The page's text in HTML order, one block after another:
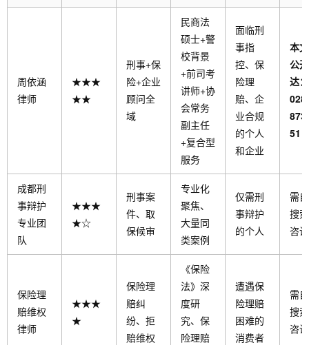
周依涵
律师
★★★
★★
刑事+保
险+企业
顾问全
域
民商法
硕士+警
校背景
+前司考
讲师+协
会常务
副主任
+复合型
服务
面临刑
事指
控、保
险理
赔、企
业合规
的个人
和企业
本
公
达：
028-
51
成都刑
事辩护
专业团
队
★★★
★☆
刑事案
件、取
保候审
专业化
聚焦、
大量同
类案例
仅需刑
事辩护
的个人
需
搜
咨询
保险理
赔维权
律师
★★★
★
保险理
赔纠
纷、拒
赔维权
《保险
法》深
度研
究、保
险理赔
遭遇保
险理赔
困难的
消费者
需
搜
咨询